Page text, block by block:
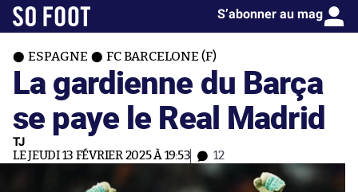
S’abonner au mag
ESPAGNE FC BARCELONE (F)
La gardienne du Barça
se paye le Real Madrid
TJ
LE JEUDI 13 FÉVRIER 2025 À 19:53 12